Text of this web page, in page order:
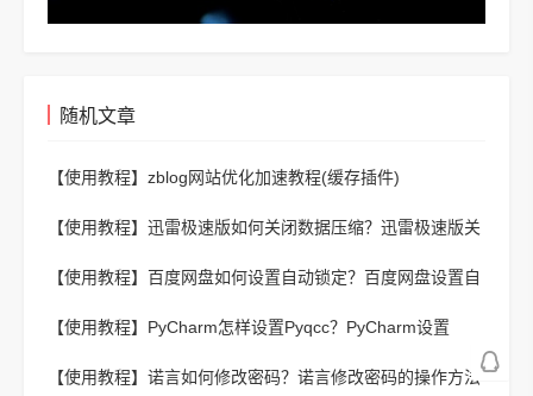
随机文章
【使用教程】 zblog网站优化加速教程(缓存插件)
【使用教程】 迅雷极速版如何关闭数据压缩？迅雷极速版关
【使用教程】 百度网盘如何设置自动锁定？百度网盘设置自
【使用教程】 PyCharm怎样设置Pyqcc？PyCharm设置
【使用教程】 诺言如何修改密码？诺言修改密码的操作方法